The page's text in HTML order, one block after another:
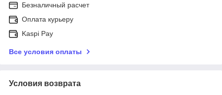
Безналичный расчет
Оплата курьеру
Kaspi Pay
Все условия оплаты
Условия возврата